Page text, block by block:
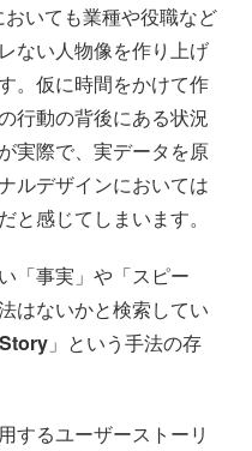
いても業種や役職など
ない人物像を作り上げ
。仮に時間をかけて作
行動の背後にある状況
実際で、実データを原
ルデザインにおいては
と感じてしまいます。
「事実」や「スピー
はないかと検索してい
」という手法の存
するユーザーストーリ